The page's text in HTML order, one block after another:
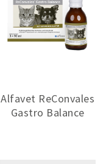
Alfavet ReConvales
Gastro Balance